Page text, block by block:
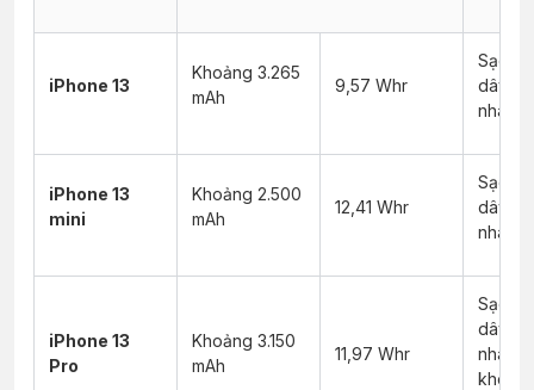
iPhone 13
Khoảng 3.265
mAh
9,57 Whr
Sạc
dây,
nhanh
iPhone 13
mini
Khoảng 2.500
mAh
12,41 Whr
Sạc
dây,
nhanh
iPhone 13
Pro
Khoảng 3.150
mAh
11,97 Whr
Sạc
dây,
không